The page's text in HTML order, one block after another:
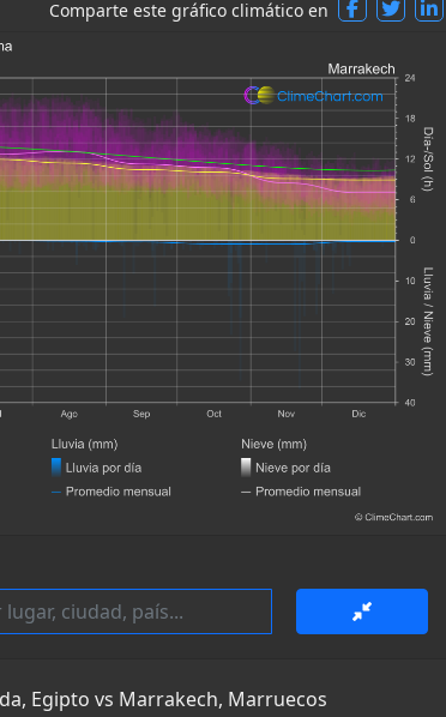
Comparte este gráfico climático en
Egipto vs Marrakech, Marruecos